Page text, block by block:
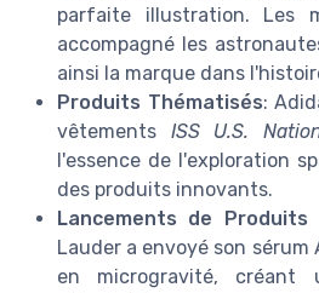
parfaite illustration. Les
accompagné les
ainsi la marque dans
Produits Thématisés:
vêtements ISS U.S.
l'essence de l'exploration
des produits innovants.
Lancements de Produits
Lauder a envoyé son
en microgravité, créant